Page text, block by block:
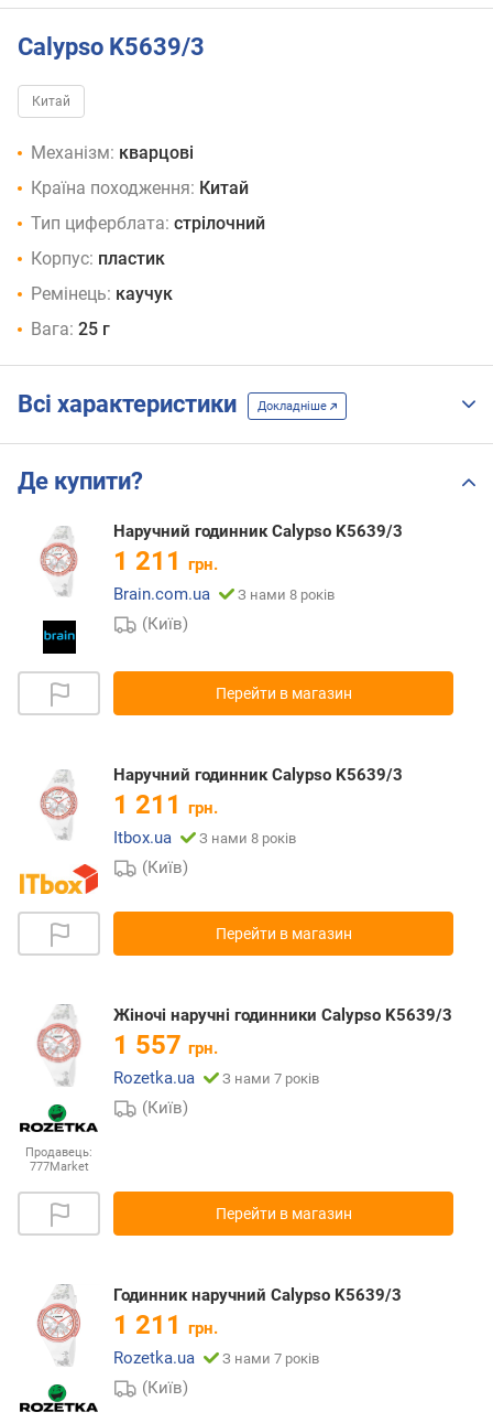
Calypso K5639/3
Китай
Механізм: кварцові
Країна походження: Китай
Тип циферблата: стрілочний
Корпус: пластик
Ремінець: каучук
Вага: 25 г
Всі характеристики Докладніше
Де купити?
Наручний годинник Calypso K5639/3
1 211 грн.
Brain.com.ua
З нами 8 років
(Київ)
Перейти в магазин
Наручний годинник Calypso K5639/3
1 211 грн.
Itbox.ua
З нами 8 років
(Київ)
Перейти в магазин
Продавець:
777Market
Жіночі наручні годинники Calypso K5639/3
1 557 грн.
Rozetka.ua
З нами 7 років
(Київ)
Перейти в магазин
Годинник наручний Calypso K5639/3
1 211 грн.
Rozetka.ua
З нами 7 років
(Київ)